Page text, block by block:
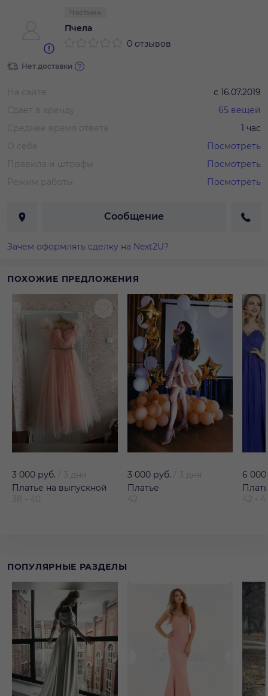
Пчела
0 отзывов
Нет доставки
На сайте с 16.07.2019
Сдает в аренду
65 вещей
Среднее время ответа
1 час
О себе
Посмотреть
Правила и штрафы
Посмотреть
Режим работы
Посмотреть
Сообщение
Зачем оформлять сделку на Next2U?
ПОХОЖИЕ ПРЕДЛОЖЕНИЯ
3 000 руб.
3 дня
Платье на выпускной
38 - 40
3 000 руб.
3 дня
Платье
42
6
42 -
ПОПУЛЯРНЫЕ РАЗДЕЛЫ